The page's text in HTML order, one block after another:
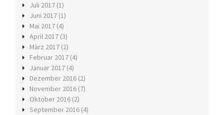
Juli 2017 (1)
Juni 2017 (1)
Mai 2017 (4)
April 2017 (3)
März 2017 (2)
Februar 2017 (4)
Januar 2017 (4)
Dezember 2016 (2)
November 2016 (7)
Oktober 2016 (2)
September 2016 (4)